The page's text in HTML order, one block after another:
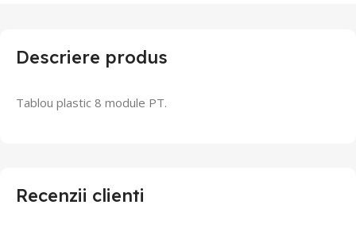
Descriere produs
Tablou plastic 8 module PT.
Recenzii clienti